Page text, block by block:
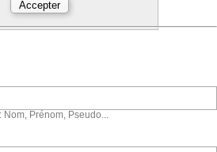
Prénom, Pseudo...